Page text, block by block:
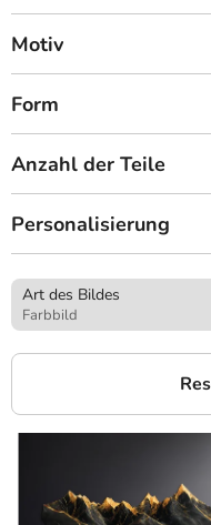
Motiv
Form
Anzahl der Teile
Personalisierung
Art des Bildes
Farbbild
L